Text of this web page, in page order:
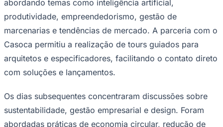
Goiás
marcenarias e tendências de mercado. A parceria com o
Casoca permitiu a realização de tours guiados para
arquitetos e especificadores, facilitando o contato direto
com soluções e lançamentos.
Os dias subsequentes concentraram discussões sobre
abordadas práticas de economia circular, redução de
resíduos e o programa Better Stands, que incentiva a